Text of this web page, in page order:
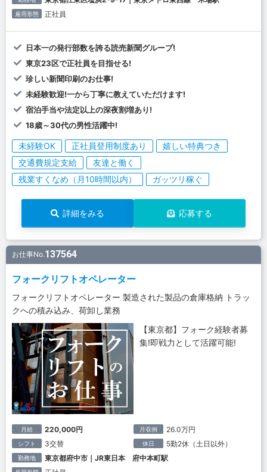
雇用形態 正社員
日本一の発行部数を誇る読売新聞グループ!
東京23区で正社員を目指せる!
珍しい新聞印刷のお仕事!
未経験歓迎!一から丁寧に教えていただけます!
宿泊手当や法定以上の深夜割増あり!
18歳～30代の男性活躍中!
未経験OK 正社員登用制度あり
嬉しい特典つき
交通費規定支給
友達と働く
残業すくなめ（月10時間以内）
ガッツリ稼ぐ
詳細をみる 応募する
お仕事No.137564
フォークリフトオペレーター
フォークリフトオペレーター 製造された製品の倉庫格納 トラッ
クへの積み込み、荷卸し業務
【東京都】フォーク経験者募
集!即戦力として活躍可能!
月給 220,000円 月収例 26.0万円
シフト 3交替 休日 5勤2休（土日以外）
勤務地 東京都府中市｜JR東日本 府中本町駅